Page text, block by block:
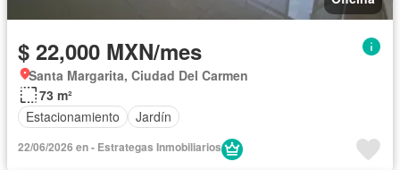
$ 22,000 MXN/mes
Santa Margarita, Ciudad Del Carmen
73 m²
Estacionamiento
Jardín
22/06/2026 en - Estrategas Inmobiliarios